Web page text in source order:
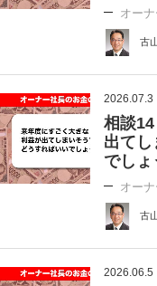
オー
古
2026.07.3
相談
出て
でしょ
オー
古
2026.06.5